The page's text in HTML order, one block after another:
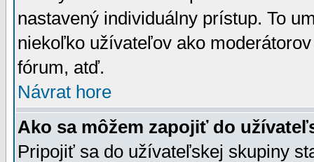
nastavený individuálny prístup. To
niekoľko užívateľov ako
fórum, atď.
Návrat hore
Ako sa môžem zapojiť do
Pripojiť sa do užívateľskej skupiny